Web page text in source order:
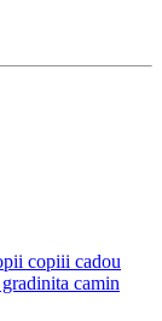
copiii cadou
camin